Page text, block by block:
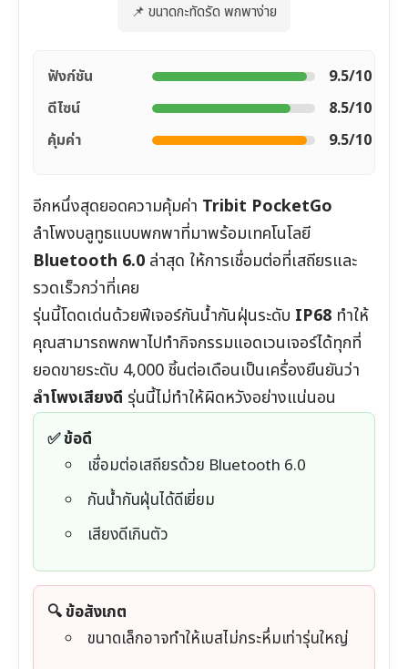
📌 ขนาดกะทัดรัด พกพาง่าย
ฟังก์ชัน
9.5/10
ดีไซน์
8.5/10
คุ้มค่า
9.5/10
อีกหนึ่งสุดยอดความคุ้มค่า Tribit PocketGo
ลำโพงบลูทูธแบบพกพาที่มาพร้อมเทคโนโลยี
Bluetooth 6.0 ล่าสุด ให้การเชื่อมต่อที่เสถียรและ
รวดเร็วกว่าที่เคย
รุ่นนี้โดดเด่นด้วยฟีเจอร์กันน้ำกันฝุ่นระดับ IP68 ทำให้
คุณสามารถพกพาไปทำกิจกรรมแอดเวนเจอร์ได้ทุกที่
ยอดขายระดับ 4,000 ชิ้นต่อเดือนเป็นเครื่องยืนยันว่า
ลำโพงเสียงดี รุ่นนี้ไม่ทำให้ผิดหวังอย่างแน่นอน
✅ ข้อดี
เชื่อมต่อเสถียรด้วย Bluetooth 6.0
กันน้ำกันฝุ่นได้ดีเยี่ยม
เสียงดีเกินตัว
🔍 ข้อสังเกต
ขนาดเล็กอาจทำให้เบสไม่กระหึ่มเท่ารุ่นใหญ่